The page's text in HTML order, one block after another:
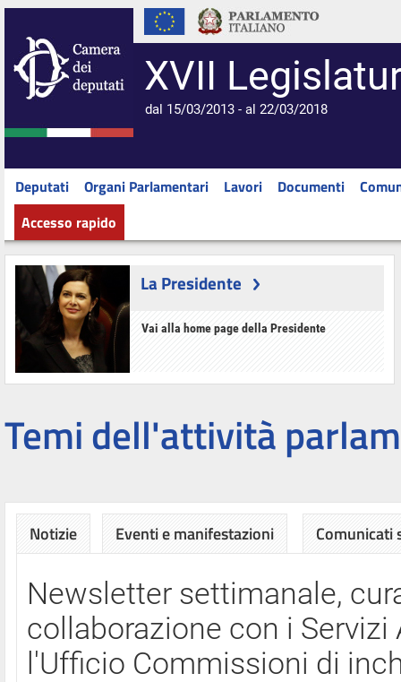
XVII
dal 15/03/2013 - al 22/03/2018
Deputati Organi Parlamentari Lavori Documenti
Accesso rapido
La Presidente
Vai alla home page della Presidente
Temi dell'attività
Notizie Eventi e manifestazioni Comunicati
Newsletter settimanale,
collaborazione con i
l'Ufficio Commissioni di